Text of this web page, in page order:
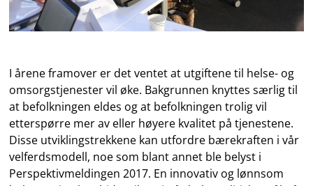
I årene framover er det ventet at utgiftene til helse- og
omsorgstjenester vil øke. Bakgrunnen knyttes særlig til
at befolkningen eldes og at befolkningen trolig vil
etterspørre mer av eller høyere kvalitet på tjenestene.
Disse utviklingstrekkene kan utfordre bærekraften i vår
velferdsmodell, noe som blant annet ble belyst i
Perspektivmeldingen 2017. En innovativ og lønnsom